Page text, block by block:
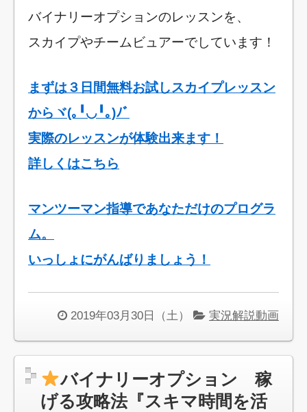
バイナリーオプションのレッスンを、
スカイプやチームビュアーでしています！
まずは３日間無料お試しスカイプレッスン
からヾ(｡╹◡╹｡)ﾉﾞ
実際のレッスンが体験出来ます！
詳しくはこちら
マンツーマン指導であなただけのプログラ
ム。
いっしょにがんばりましょう！
2019年03月30日（土） 実況解説動画
バイナリーオプション 稼
げる攻略法『スキマ時間を活